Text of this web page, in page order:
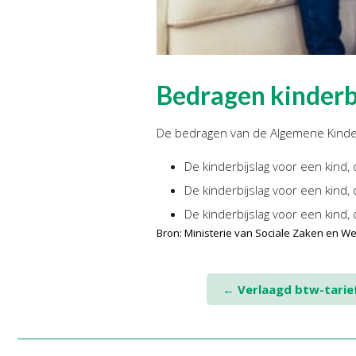
Bedragen
De bedragen van de Algemene
De kinderbijslag voor een kind,
De kinderbijslag voor een
De kinderbijslag voor een
Bron: Ministerie van Sociale Zaken en
← Verlaagd btw-